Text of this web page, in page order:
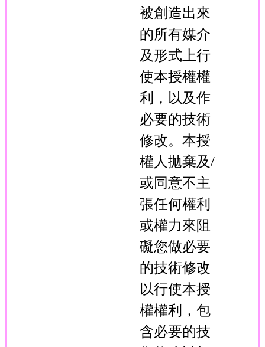
被創造出來
的所有媒介
及形式上行
使本授權權
利，以及作
必要的技術
修改。本授
權人拋棄及/
或同意不主
張任何權利
或權力來阻
礙您做必要
的技術修改
以行使本授
權權利，包
含必要的技